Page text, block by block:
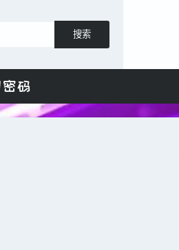
搜索
密码